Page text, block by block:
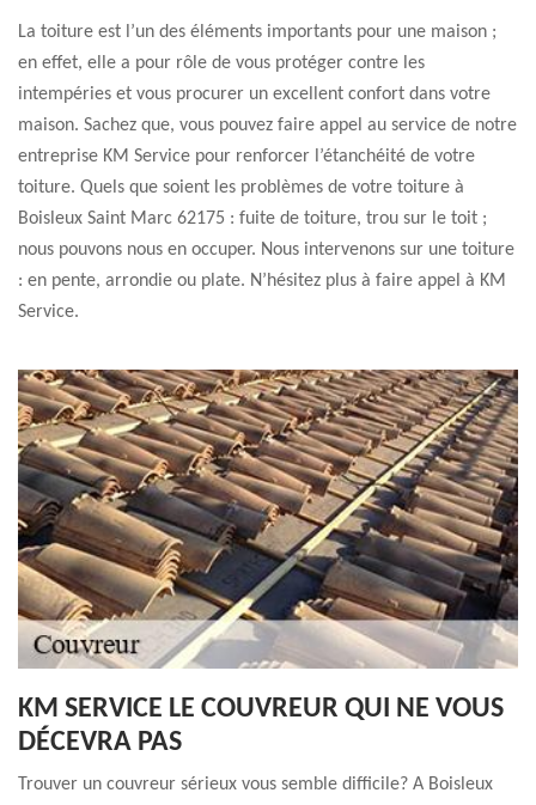
La toiture est l’un des éléments importants pour une maison ;
en effet, elle a pour rôle de vous protéger contre les
intempéries et vous procurer un excellent confort dans votre
maison. Sachez que, vous pouvez faire appel au service de notre
entreprise KM Service pour renforcer l’étanchéité de votre
toiture. Quels que soient les problèmes de votre toiture à
Boisleux Saint Marc 62175 : fuite de toiture, trou sur le toit ;
nous pouvons nous en occuper. Nous intervenons sur une toiture
: en pente, arrondie ou plate. N’hésitez plus à faire appel à KM
Service.
KM SERVICE LE COUVREUR QUI NE VOUS
DÉCEVRA PAS
Trouver un couvreur sérieux vous semble difficile? A Boisleux